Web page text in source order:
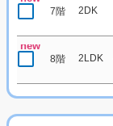
7階 2DK
new
8階 2LDK